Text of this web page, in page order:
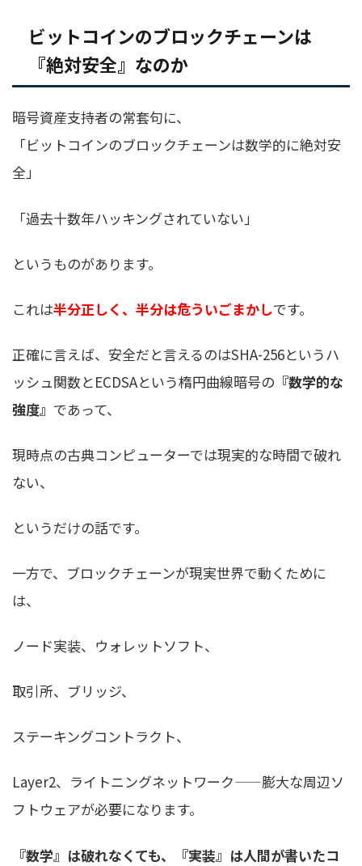
ビットコインのブロックチェーンは
『絶対安全』なのか
暗号資産支持者の常套句に、
「ビットコインのブロックチェーンは数学的に絶対安
全」
「過去十数年ハッキングされていない」
というものがあります。
これは半分正しく、半分は危ういごまかしです。
正確に言えば、安全だと言えるのはSHA-256というハ
ッシュ関数とECDSAという楕円曲線暗号の 『数学的な
強度』 であって、
現時点の古典コンピューターでは現実的な時間で破れ
ない、
というだけの話です。
一方で、ブロックチェーンが現実世界で動くために
は、
ノード実装、ウォレットソフト、
取引所、ブリッジ、
ステーキングコントラクト、
Layer2、ライトニングネットワーク——膨大な周辺ソ
フトウェアが必要になります。
『数学』は破れなくても、『実装』は人間が書いたコ